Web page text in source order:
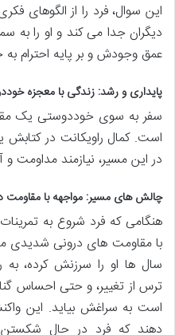
این سوال، فرد را از الگوهای
دیگران جدا می کند و او را
عمق وجودش و بر پایه احترام
پایداری و رشد: زندگی با معجزه
سفر به سوی خوددوستی یک
است. کمال راویکانت در کتابش
در این مسیر، نیازمند مداومت
چالش های مسیر: مواجهه با مقاومت
هنگامی که فرد شروع به
با مقاومت های درونی شدیدی
سال ها او را سرزنش کرده،
ترس از تغییر، و حتی احساس
است به سراغش بیاید. این
دهند که فرد در حال